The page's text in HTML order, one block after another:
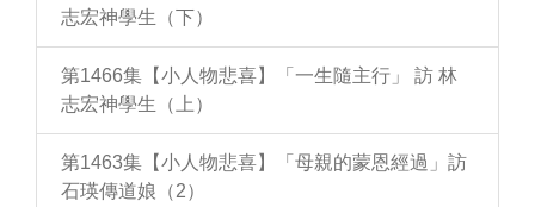
志宏神學生（下）
第1466集【小人物悲喜】「一生隨主行」 訪 林
志宏神學生（上）
第1463集【小人物悲喜】「母親的蒙恩經過」訪
石瑛傳道娘（2）